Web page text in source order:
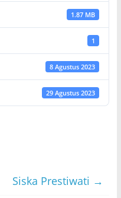
1.87 MB
1
8 Agustus 2023
29 Agustus 2023
Siska Prestiwati →